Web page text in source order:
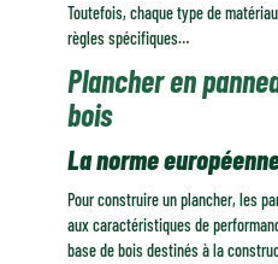
Toutefois, chaque type de
règles spécifiques…
Plancher en
bois
La norme
Pour construire un plancher, les
aux caractéristiques de
base de bois destinés à la